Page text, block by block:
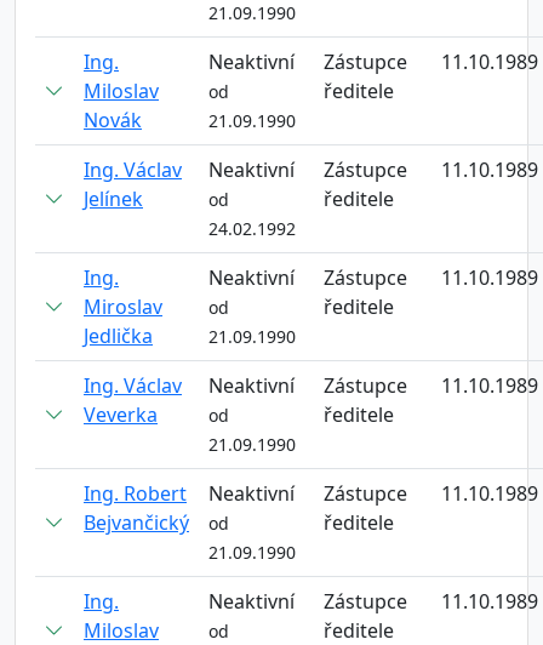
21.09.1990
Ing.
Miloslav
Novák
Neaktivní
od
21.09.1990
Zástupce
ředitele
11.10.1989
Ing. Václav
Jelínek
Neaktivní
od
24.02.1992
Zástupce
ředitele
11.10.1989
Ing.
Miroslav
Jedlička
Neaktivní
od
21.09.1990
Zástupce
ředitele
11.10.1989
Ing. Václav
Veverka
Neaktivní
od
21.09.1990
Zástupce
ředitele
11.10.1989
Ing. Robert
Bejvančický
Neaktivní
od
21.09.1990
Zástupce
ředitele
11.10.1989
Ing.
Miloslav
Neaktivní
od
Zástupce
ředitele
11.10.1989